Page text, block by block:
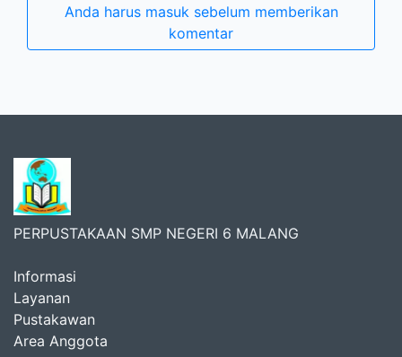
Anda harus masuk sebelum memberikan
komentar
PERPUSTAKAAN SMP NEGERI 6 MALANG
Informasi
Layanan
Pustakawan
Area Anggota